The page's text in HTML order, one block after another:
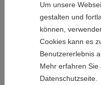
Um unsere
gestalten und
können,
Cookies kann es
Benutzererlebnis
Mehr erfahren Sie
Datenschutzseite.
Seit 1994
Schwepnitz nahe
Verpackungen
Kompetenz
Maschinen und
Werkes wird